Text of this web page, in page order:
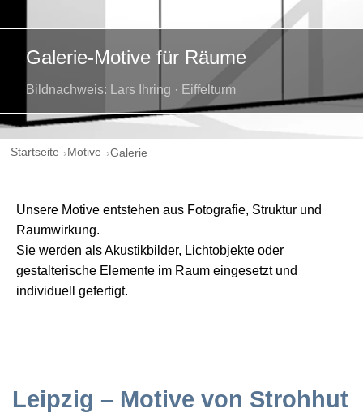
Galerie-Motive für Räume
Bildnachweis: Lars Ihring · Eiffelturm
Startseite Motive Galerie
Unsere Motive entstehen aus Fotografie, Struktur und
Raumwirkung.
Sie werden als Akustikbilder, Lichtobjekte oder
gestalterische Elemente im Raum eingesetzt und
individuell gefertigt.
Leipzig – Motive von Strohhut